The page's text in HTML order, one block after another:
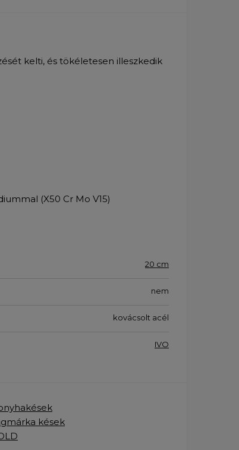
kelti, és tökéletesen illeszkedik
(X50 Cr Mo V15)
20 cm
nem
kovácsolt acél
IVO
kések